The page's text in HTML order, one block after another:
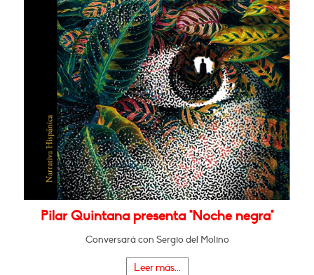
Pilar Quintana presenta "Noche negra"
Conversará con Sergio del Molino
Leer más...